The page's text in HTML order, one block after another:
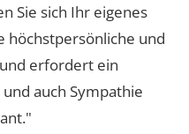
Sie sich Ihr eigenes
höchstpersönliche und
erfordert ein
auch Sympathie